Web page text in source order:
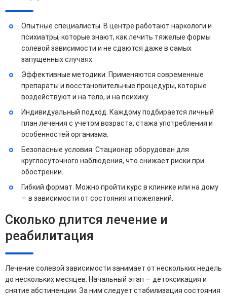
Опытные специалисты. В центре работают наркологи и
психиатры, которые знают, как лечить тяжелые формы
солевой зависимости и не сдаются даже в самых
запущенных случаях.
Эффективные методики. Применяются современные
препараты и восстановительные процедуры, которые
воздействуют и на тело, и на психику.
Индивидуальный подход. Каждому подбирается личный
план лечения с учетом возраста, стажа употребления и
особенностей организма.
Безопасные условия. Стационар оборудован для
круглосуточного наблюдения, что снижает риски при
обострении.
Гибкий формат. Можно пройти курс в клинике или на дому
— в зависимости от состояния и пожеланий.
Сколько длится лечение и
реабилитация
Лечение солевой зависимости занимает от нескольких недель
до нескольких месяцев. Начальный этап — детоксикация и
снятие абстиненции. За ним следует стабилизация состояния